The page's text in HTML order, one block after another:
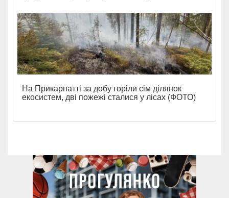
На Прикарпатті за добу горіли сім ділянок
екосистем, дві пожежі сталися у лісах (ФОТО)